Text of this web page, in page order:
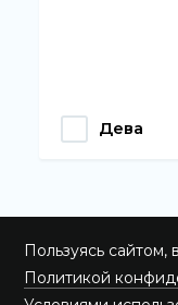
Дева
Пользуясь
Политикой